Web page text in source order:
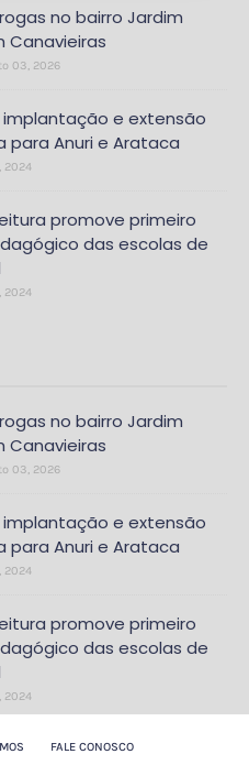
no bairro Jardim
Canavieiras
03, 2026
implantação e extensão
para Anuri e Arataca
2024
promove primeiro
das escolas de
2024
no bairro Jardim
Canavieiras
03, 2026
implantação e extensão
para Anuri e Arataca
2024
promove primeiro
das escolas de
2024
FALE CONOSCO